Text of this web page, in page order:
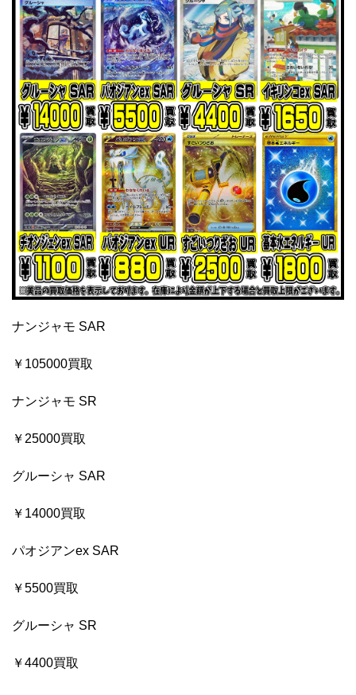
ナンジャモ SAR
￥105000買取
ナンジャモ SR
￥25000買取
グルーシャ SAR
￥14000買取
パオジアンex SAR
￥5500買取
グルーシャ SR
￥4400買取